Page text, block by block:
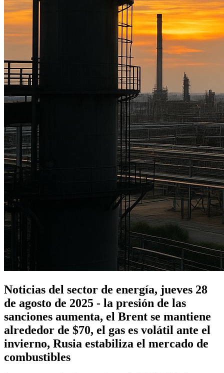
Noticias del sector de energía, jueves 28
de agosto de 2025 - la presión de las
sanciones aumenta, el Brent se mantiene
alrededor de $70, el gas es volátil ante el
invierno, Rusia estabiliza el mercado de
combustibles